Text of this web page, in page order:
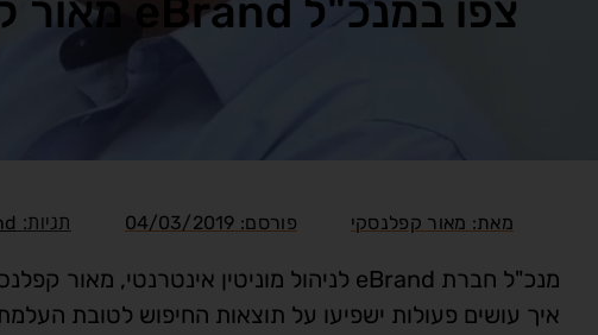
צפו במנכ"ל eBrand מאור קפלנסקי: על ניהול המוניטין באינטרנט של אייל גולן
מאת: מאור קפלנסקי פורסם: 04/03/2019 תגיות:
מנכ"ל חברת eBrand לניהול מוניטין אינטרנטי, מאור קפלנסקי, בפנל מומחי שיווק ו SEO.
איך עושים פעולות ישפיעו על תוצאות החיפוש לטובת